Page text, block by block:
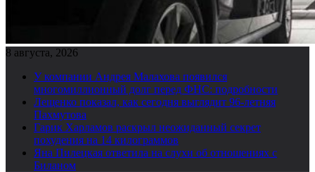
8 августа, 2026
У компании Андрея Малахова появился
многомиллионный долг перед ФНС: подробности
Лещенко показал, как сегодня выглядит 96-летняя
Пахмутова
Гарик Харламов раскрыл неожиданный секрет
похудения на 14 килограммов
Яна Пилецкая ответила на слухи об отношениях с
Биланом